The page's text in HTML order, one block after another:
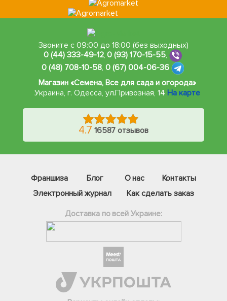
Звоните с 09:00 до 18:00 (без выходных)
0 (44) 333-49-12,0 (93) 170-15-55,
0 (48) 708-10-58, 0 (67) 004-06-36
Магазин «Семена, Все для сада и огорода»
Украина, г. Одесса, ул.Привозная, 14 На карте
4.7 16587 отзывов
Франшиза Блог О нас
Контакты
Электронный журнал
Как сделать заказ
Доставка по всей Украине:
Телеграм